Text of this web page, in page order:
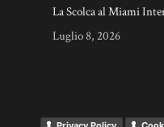
La Scolca al Miami
Luglio 8, 2026